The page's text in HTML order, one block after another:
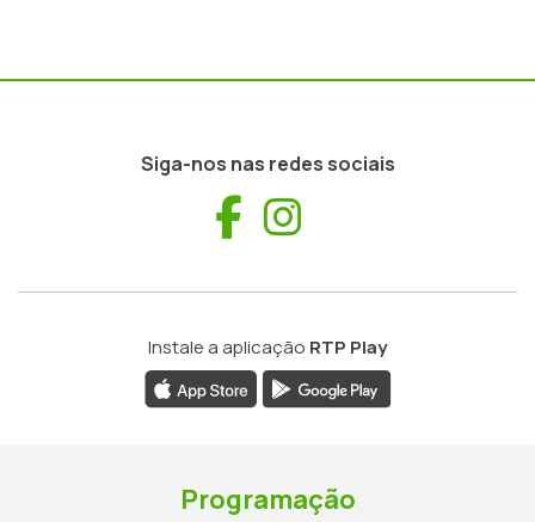
Siga-nos nas redes sociais
Facebook
Instale a aplicação RTP Play
Programação